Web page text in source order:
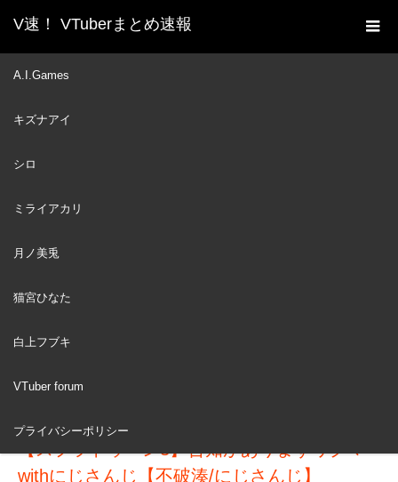
V速！ VTuberまとめ速報
A.I.Games
キズナアイ
シロ
ミライアカリ
月ノ美兎
猫宮ひなた
白上フブキ
VTuber forum
プライバシーポリシー
ホーム
新着動画一覧
12
【スプラトゥーン3】告知がありますリグマ
withにじさんじ【不破湊/にじさんじ】